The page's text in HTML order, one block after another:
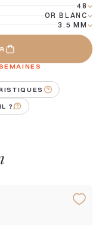
48
OR BLANC
3.5 MM
?